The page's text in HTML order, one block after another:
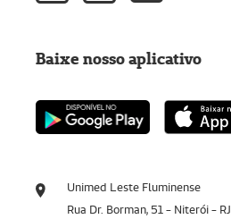
Unimed Leste Fluminense
Rua Dr. Borman, 51 - Niterói - RJ
Baixe nosso aplicativo